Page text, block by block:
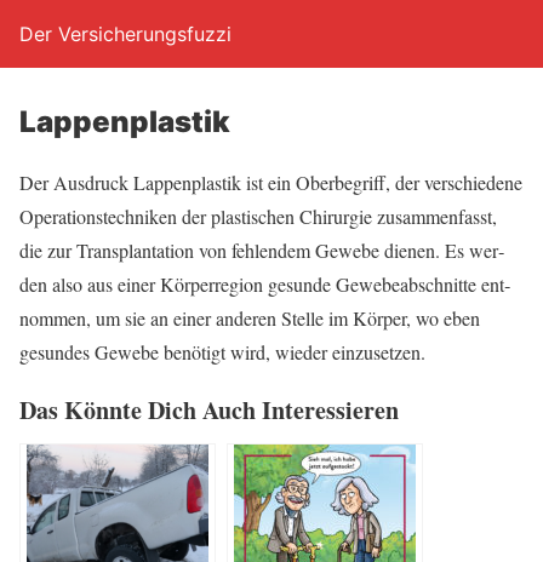
Der Versicherungsfuzzi
Lap­pen­plas­tik
Der Aus­druck Lap­pen­plas­tik ist ein Ober­be­griff, der ver­schie­de­ne
Ope­ra­ti­ons­tech­ni­ken der plas­ti­schen Chir­ur­gie zusam­men­fasst,
die zur Trans­plan­ta­ti­on von feh­len­dem Gewe­be die­nen. Es wer­
den also aus einer Kör­per­re­gi­on gesun­de Gewe­be­ab­schnit­te ent­
nom­men, um sie an einer ande­ren Stel­le im Kör­per, wo eben
gesun­des Gewe­be benö­tigt wird, wie­der einzusetzen.
Das Könn­te Dich Auch Interessieren